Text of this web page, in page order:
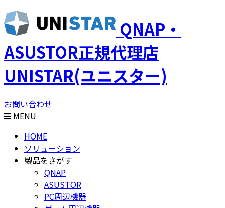
QNAP・
ASUSTOR正規代理店
UNISTAR(ユニスター)
お問い合わせ
MENU
HOME
ソリューション
製品をさがす
QNAP
ASUSTOR
PC周辺機器